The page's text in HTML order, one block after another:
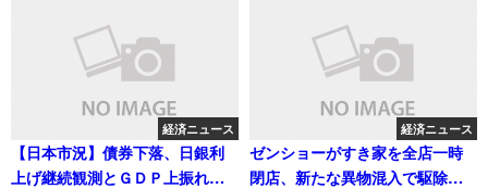
経済ニュース
【日本市況】債券下落、日銀利
上げ継続観測とＧＤＰ上振れ－
経済ニュース
ゼンショーがすき家を全店一時
閉店、新たな異物混入で駆除対